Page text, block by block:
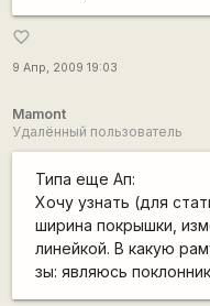
favorite_border
9 Апр, 2009 19:03
Mamont
Удалённый пользователь
Типа еще Ап:
Хочу узнать (для
ширина покрышки,
линейкой. В какую
зы: являюсь